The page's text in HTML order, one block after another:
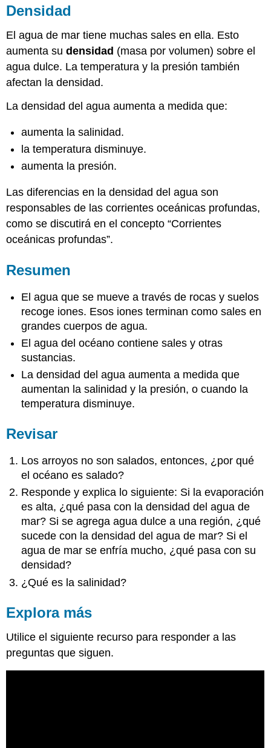
Densidad
El agua de mar tiene muchas sales en ella. Esto
aumenta sudensidad (masa por volumen) sobre el
agua dulce. La temperatura y la presión también
afectan la densidad.
La densidad del agua aumenta a medida que:
aumenta la salinidad.
la temperatura disminuye.
aumenta la presión.
Las diferencias en la densidad del agua son
responsables de las corrientes oceánicas profundas,
como se discutirá en el concepto “Corrientes
oceánicas profundas”.
Resumen
El agua que se mueve a través de rocas y suelos
recoge iones. Esos iones terminan como sales en
grandes cuerpos de agua.
El agua del océano contiene sales y otras
sustancias.
La densidad del agua aumenta a medida que
aumentan la salinidad y la presión, o cuando la
temperatura disminuye.
Revisar
Los arroyos no son salados, entonces, ¿por qué
el océano es salado?
Responde y explica lo siguiente: Si la evaporación
es alta, ¿qué pasa con la densidad del agua de
mar? Si se agrega agua dulce a una región, ¿qué
sucede con la densidad del agua de mar? Si el
agua de mar se enfría mucho, ¿qué pasa con su
densidad?
¿Qué es la salinidad?
Explora más
Utilice el siguiente recurso para responder a las
preguntas que siguen.